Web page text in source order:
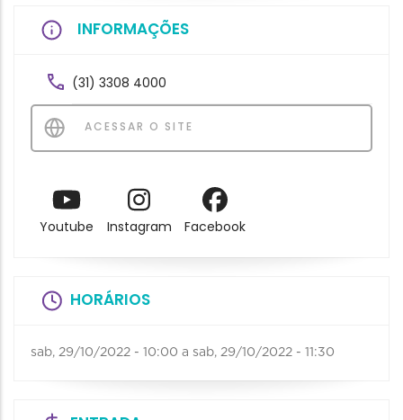
INFORMAÇÕES
(31) 3308 4000
ACESSAR O SITE
Youtube Instagram Facebook
HORÁRIOS
sab, 29/10/2022 - 10:00 a sab, 29/10/2022 - 11:30